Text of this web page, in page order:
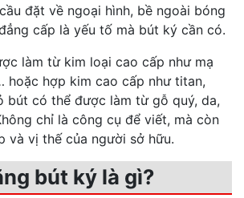
đặt về ngoại hình, bề ngoài bóng
cấp là yếu tố mà bút ký cần có.
làm từ kim loại cao cấp như mạ
hoặc hợp kim cao cấp như titan,
bút có thể được làm từ gỗ quý, da,
chỉ là công cụ để viết, mà còn
và vị thế của người sở hữu.
bút ký là gì?